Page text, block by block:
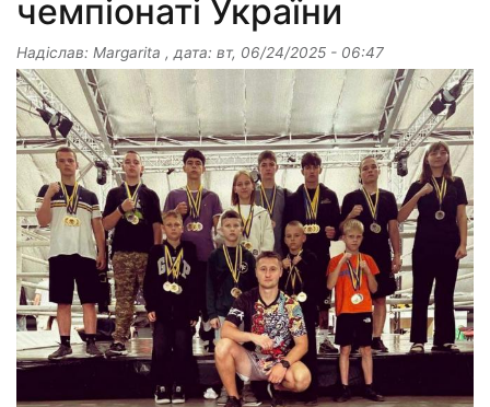
чемпіонаті України
Надіслав: Margarita , дата: вт, 06/24/2025 - 06:47